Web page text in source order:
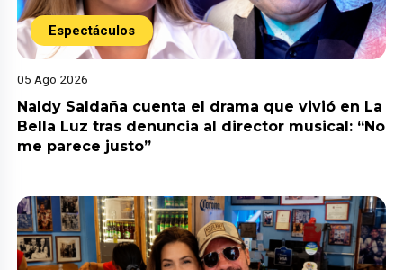
Espectáculos
05 Ago 2026
Naldy Saldaña cuenta el drama que vivió en La
Bella Luz tras denuncia al director musical: “No
me parece justo”